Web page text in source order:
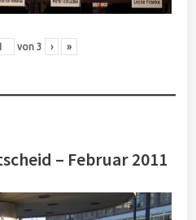
von 3 › »
– Februar 2011